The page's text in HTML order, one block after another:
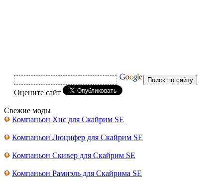
Оцените сайт
Свежие моды
Компаньон Хис для Скайрим SE
Компаньон Люцифер для Скайрим SE
Компаньон Скивер для Скайрим SE
Компаньон Рамиэль для Скайрима SE